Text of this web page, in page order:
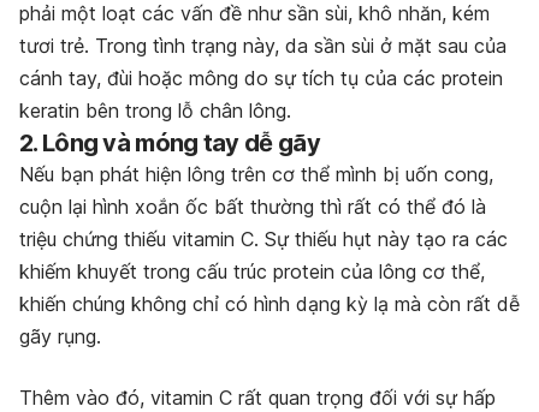
phải một loạt các vấn đề như sần sùi, khô nhăn, kém
tươi trẻ. Trong tình trạng này, da sần sùi ở mặt sau của
cánh tay, đùi hoặc mông do sự tích tụ của các protein
keratin bên trong lỗ chân lông.
2. Lông và móng tay dễ gãy
Nếu bạn phát hiện lông trên cơ thể mình bị uốn cong,
cuộn lại hình xoắn ốc bất thường thì rất có thể đó là
triệu chứng thiếu vitamin C. Sự thiếu hụt này tạo ra các
khiếm khuyết trong cấu trúc protein của lông cơ thể,
khiến chúng không chỉ có hình dạng kỳ lạ mà còn rất dễ
gãy rụng.
Thêm vào đó, vitamin C rất quan trọng đối với sự hấp